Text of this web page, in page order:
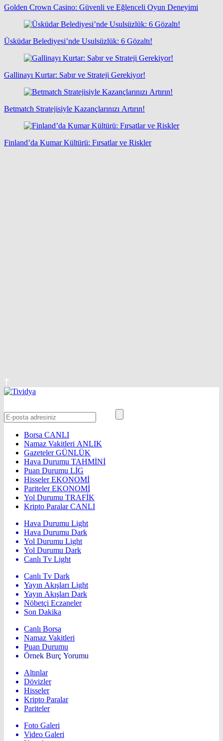
Golden Crown Casino: Güvenli ve Eğlenceli Oyun Deneyimi
Üsküdar Belediyesi’nde Usulsüzlük: 6 Gözaltı!
Gallinayı Kurtar: Sabır ve Strateji Gerekiyor!
Betmatch Stratejisiyle Kazançlarınızı Artırın!
Finland’da Kumar Kültürü: Fırsatlar ve Riskler
Borsa CANLI
Namaz Vakitleri ANLIK
GazetelerGÜNLÜK
Hava Durumu TAHMİNİ
Puan Durumu LİG
HisselerEKONOMİ
ParitelerEKONOMİ
Yol Durumu TRAFİK
Kripto ParalarCANLI
Hava Durumu Light
Hava Durumu Dark
Yol Durumu Light
Yol Durumu Dark
Canlı Tv Light
Canlı Tv Dark
Yayın Akışları Light
Yayın Akışları Dark
Nöbetçi Eczaneler
Son Dakika
Canlı Borsa
Namaz Vakitleri
Puan Durumu
Örnek Burç Yorumu
Altınlar
Dövizler
Hisseler
Kripto Paralar
Pariteler
Foto Galeri
Video Galeri